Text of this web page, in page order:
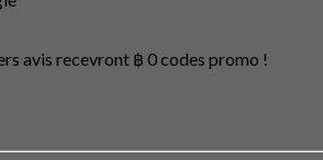
avis recevront ฿ 0 codes promo !